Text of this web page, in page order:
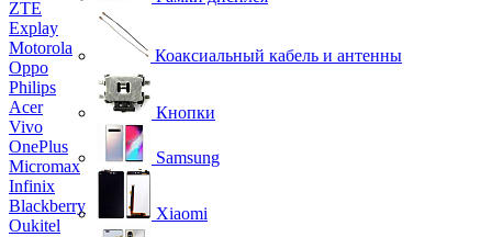
ZTE
Explay
Motorola
Oppo
Philips
Acer
Vivo
OnePlus
Micromax
Infinix
Blackberry
Oukitel
Коаксиальный кабель и антенны
Кнопки
Samsung
Xiaomi